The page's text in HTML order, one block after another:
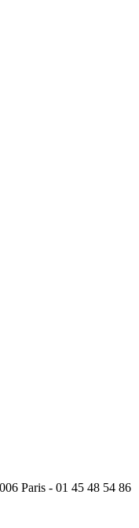
Paris - 01 45 48 54 86